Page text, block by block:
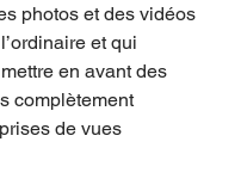
photos et des vidéos
et qui
en avant des
complètement
de vues